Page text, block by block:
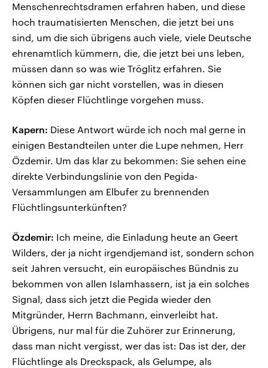
Menschenrechtsdramen erfahren haben, und diese
hoch traumatisierten Menschen, die jetzt bei uns
sind, um die sich übrigens auch viele, viele Deutsche
ehrenamtlich kümmern, die, die jetzt bei uns leben,
müssen dann so was wie Tröglitz erfahren. Sie
können sich gar nicht vorstellen, was in diesen
Köpfen dieser Flüchtlinge vorgehen muss.
Kapern: Diese Antwort würde ich noch mal gerne in
einigen Bestandteilen unter die Lupe nehmen, Herr
Özdemir. Um das klar zu bekommen: Sie sehen eine
direkte Verbindungslinie von den Pegida-
Versammlungen am Elbufer zu brennenden
Flüchtlingsunterkünften?
Özdemir: Ich meine, die Einladung heute an Geert
Wilders, der ja nicht irgendjemand ist, sondern schon
seit Jahren versucht, ein europäisches Bündnis zu
bekommen von allen Islamhassern, ist ja ein solches
Signal, dass sich jetzt die Pegida wieder den
Mitgründer, Herrn Bachmann, einverleibt hat.
Übrigens, nur mal für die Zuhörer zur Erinnerung,
dass man nicht vergisst, wer das ist: Das ist der, der
Flüchtlinge als Dreckspack, als Gelumpe, als